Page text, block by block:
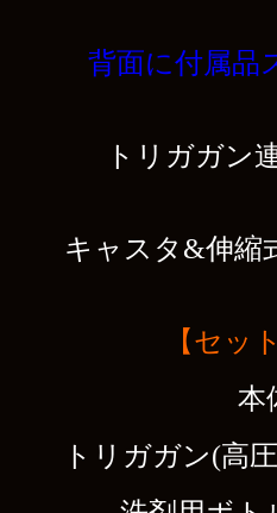
背面に付属品
トリガガン
キャスタ&伸縮
【セッ
本
トリガガン(高